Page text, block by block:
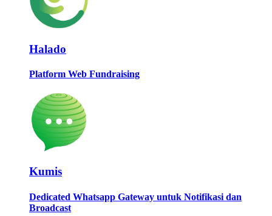
Halado
Platform Web Fundraising
Kumis
Dedicated Whatsapp Gateway untuk Notifikasi dan
Broadcast